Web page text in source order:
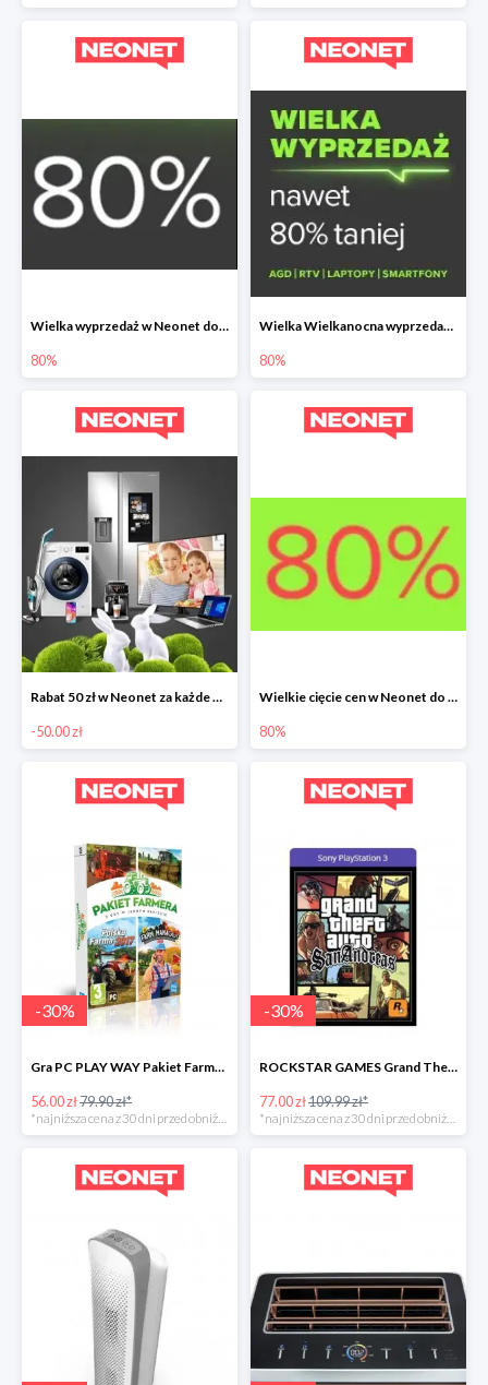
Wielka wyprzedaż w Neonet do -80%
80%
Wielka Wielkanocna wyprzedaż w Neonet do -80%
80%
Rabat 50 zł w Neonet za każde wydane 500 zł
-50.00 zł
Wielkie cięcie cen w Neonet do -80%
80%
-30%
Gra PC PLAY WAY Pakiet Farmera
56.00 zł79.90 zł*
-30%
ROCKSTAR GAMES Grand Theft Auto
77.00 zł109.99 zł*